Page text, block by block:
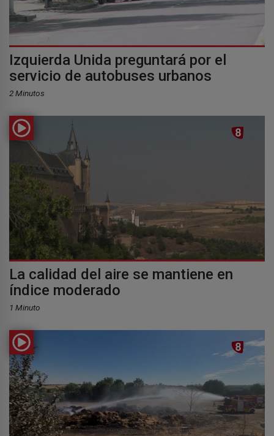
Izquierda Unida preguntará por el
servicio de autobuses urbanos
2 Minutos
La calidad del aire se mantiene en
índice moderado
1 Minuto